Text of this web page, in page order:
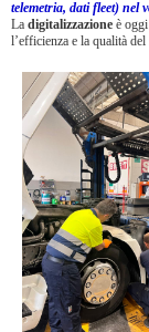
telemetria, dati fleet) nel
La digitalizzazione è
l’efficienza e la qualità del